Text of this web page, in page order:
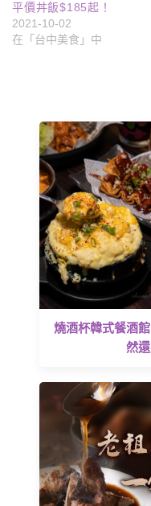
平價丼飯$185起！
2021-10-02
在「台中美食」中
燒酒杯韓式餐酒
然